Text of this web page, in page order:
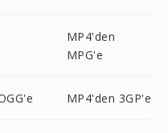
MP4'den
MPG'e
MP4'den 3GP'e